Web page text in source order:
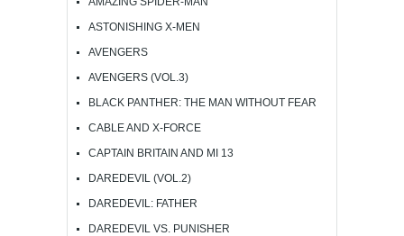
ASTONISHING X-MEN
AVENGERS
AVENGERS (VOL.3)
BLACK PANTHER: THE MAN WITHOUT FEAR
CABLE AND X-FORCE
CAPTAIN BRITAIN AND MI 13
DAREDEVIL (VOL.2)
DAREDEVIL: FATHER
DAREDEVIL VS. PUNISHER